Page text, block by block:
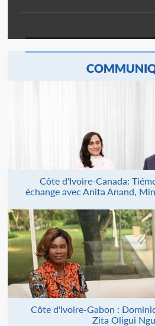
Côte d'Ivoire-Canada:
échange avec Anita Anand,
Côte d'Ivoire-Gabon :
Zita Oligui